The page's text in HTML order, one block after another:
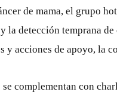
de mama, el grupo
la detección temprana
y acciones de apoyo, la
se complementan con